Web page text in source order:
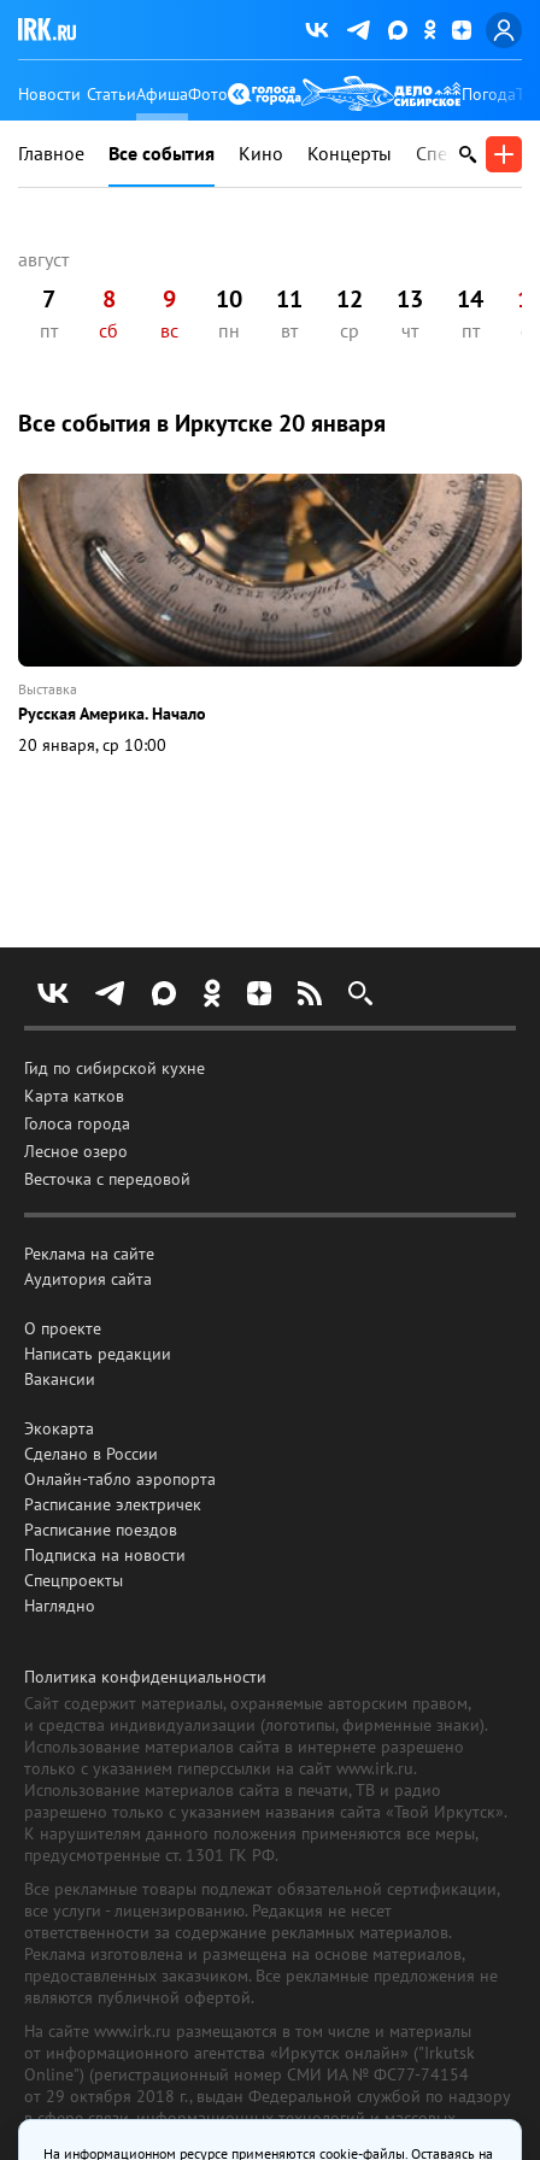
Новости СтатьиАфишаФото Погода
Главное Все события Кино Концерты Спектакли
7
пт
8
сб
9
вс
10
пн
11
вт
12
ср
13
чт
14
пт сб
Все события в Иркутске 20 января
выставка
Русская Америка. Начало
20 января, ср 10:00
Гид по сибирской кухне
Карта катков
Голоса города
Лесное озеро
Весточка с передовой
Реклама на сайте
Аудитория сайта
О проекте
Написать редакции
Вакансии
Экокарта
Сделано в России
Онлайн-табло аэропорта
Расписание электричек
Расписание поездов
Подписка на новости
Спецпроекты
Наглядно
Политика конфиденциальности
Сайт содержит материалы, охраняемые авторским правом,
и средства индивидуализации (логотипы, фирменные знаки).
Использование материалов сайта в интернете разрешено
только с указанием гиперссылки на сайт www.irk.ru.
Использование материалов сайта в печати, ТВ и радио
разрешено только с указанием названия сайта «Твой Иркутск».
К нарушителям данного положения применяются все меры,
предусмотренные ст. 1301 ГК РФ.
Все рекламные товары подлежат обязательной сертификации,
все услуги - лицензированию. Редакция не несет
ответственности за содержание рекламных материалов.
Реклама изготовлена и размещена на основе материалов,
предоставленных заказчиком. Все рекламные предложения не
являются публичной офертой.
На сайте www.irk.ru размещаются в том числе и материалы
от информационного агентства «Иркутск онлайн» ("Irkutsk
Online") (регистрационный номер СМИ ИА № ФС77-74154
от 29 октября 2018 г., выдан Федеральной службой по надзору
в сфере связи, информационных технологий и массовых
На информационном ресурсе применяются cookie-файлы. Оставаясь на